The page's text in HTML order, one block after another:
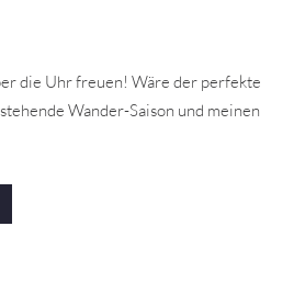
die Uhr freuen! Wäre der perfekte
Wander-Saison und meinen